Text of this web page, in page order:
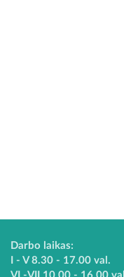
Darbo laikas:
I - V 8.30 - 17.00 val.